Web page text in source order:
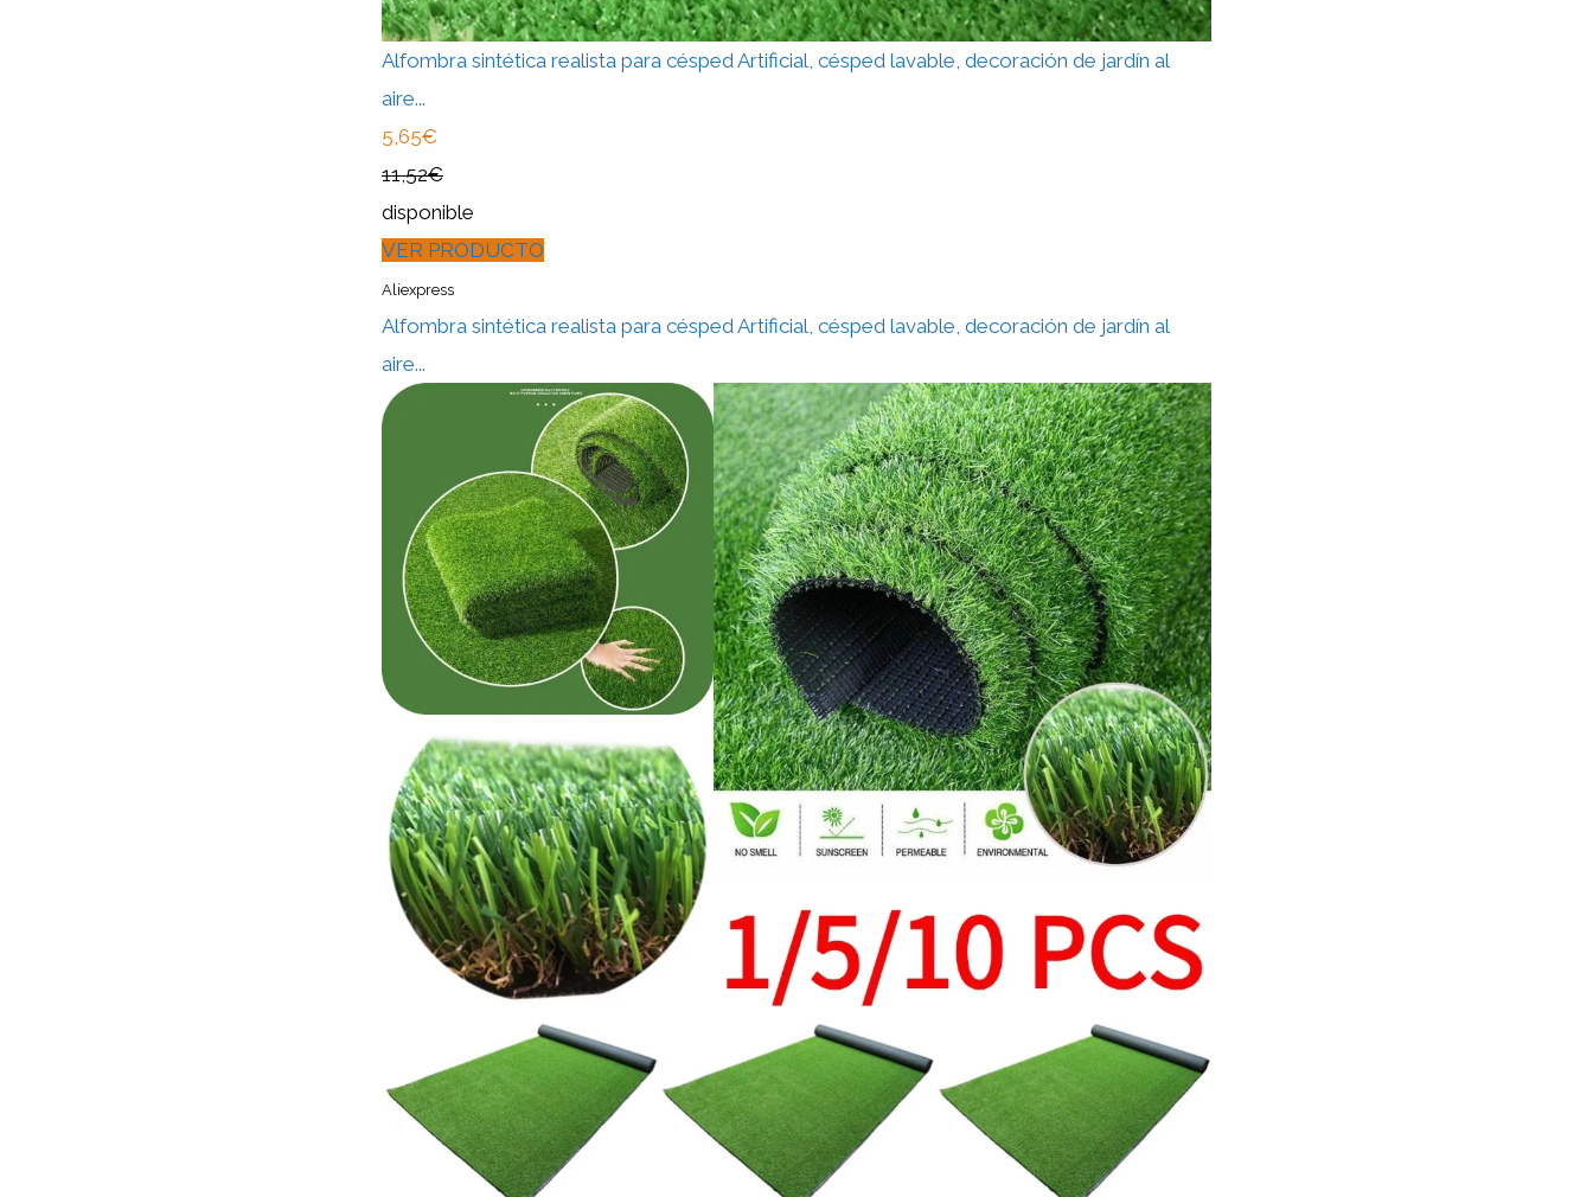
Alfombra sintética realista para césped Artificial, césped lavable, decoración de jardín al
aire...
5,65€
11,52€
disponible
VER PRODUCTO
Aliexpress
Alfombra sintética realista para césped Artificial, césped lavable, decoración de jardín al
aire...